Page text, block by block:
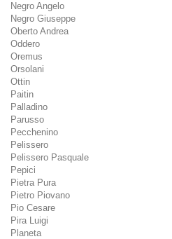
Negro Angelo
Negro Giuseppe
Oberto Andrea
Oddero
Oremus
Orsolani
Ottin
Paitin
Palladino
Parusso
Pecchenino
Pelissero
Pelissero Pasquale
Pepici
Pietra Pura
Pietro Piovano
Pio Cesare
Pira Luigi
Planeta